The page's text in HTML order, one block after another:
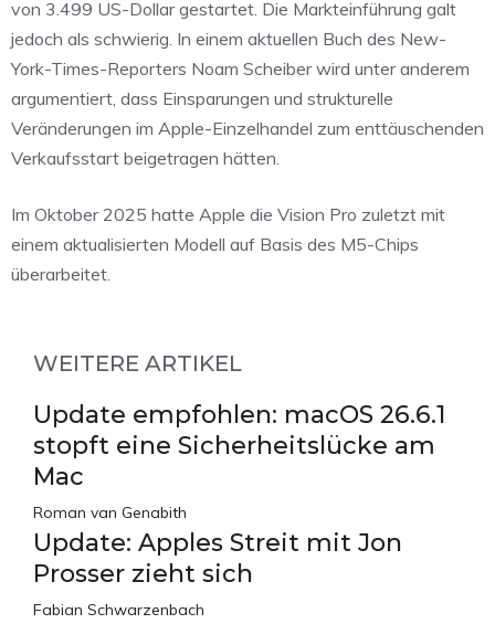
von 3.499 US-Dollar gestartet. Die Markteinführung galt
jedoch als schwierig. In einem aktuellen Buch des New-
York-Times-Reporters Noam Scheiber wird unter anderem
argumentiert, dass Einsparungen und strukturelle
Veränderungen im Apple-Einzelhandel zum enttäuschenden
Verkaufsstart beigetragen hätten.
Im Oktober 2025 hatte Apple die Vision Pro zuletzt mit
einem aktualisierten Modell auf Basis des M5-Chips
überarbeitet.
WEITERE ARTIKEL
Update empfohlen: macOS 26.6.1
stopft eine Sicherheitslücke am
Mac
Roman van Genabith
Update: Apples Streit mit Jon
Prosser zieht sich
Fabian Schwarzenbach